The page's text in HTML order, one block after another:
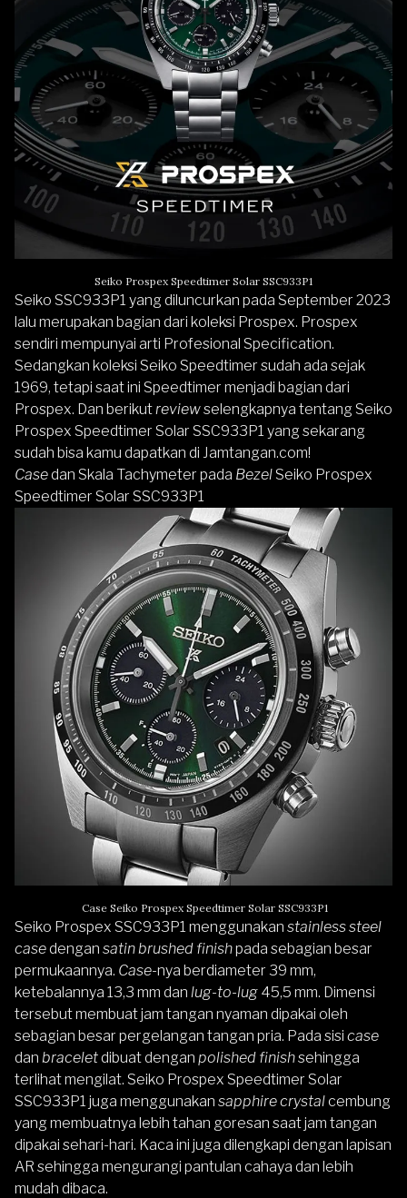
Seiko Prospex Speedtimer Solar SSC933P1
Seiko SSC933P1 yang diluncurkan pada September 2023
lalu merupakan bagian dari koleksi Prospex. Prospex
sendiri mempunyai arti Profesional Specification.
Sedangkan koleksi Seiko Speedtimer sudah ada sejak
1969, tetapi saat ini Speedtimer menjadi bagian dari
Prospex. Dan berikutreviewselengkapnya tentang Seiko
Prospex Speedtimer Solar SSC933P1 yang sekarang
sudah bisa kamu dapatkan di Jamtangan.com!
Casedan Skala Tachymeter pada Bezel Seiko Prospex
Speedtimer Solar SSC933P1
Case Seiko Prospex Speedtimer Solar SSC933P1
Seiko Prospex SSC933P1 menggunakan stainless steel
casedengan satin brushed finishpada sebagian besar
permukaannya. Case-nya berdiameter 39 mm,
ketebalannya 13,3 mm dan lug-to-lug 45,5 mm. Dimensi
tersebut membuat jam tangan nyaman dipakai oleh
sebagian besar pergelangan tangan pria. Pada sisi case
dan braceletdibuat dengan polished finishsehingga
terlihat mengilat. Seiko Prospex Speedtimer Solar
SSC933P1 juga menggunakan sapphire crystalcembung
yang membuatnya lebih tahan goresan saat jam tangan
dipakai sehari-hari. Kaca ini juga dilengkapi dengan lapisan
AR sehingga mengurangi pantulan cahaya dan lebih
mudah dibaca.